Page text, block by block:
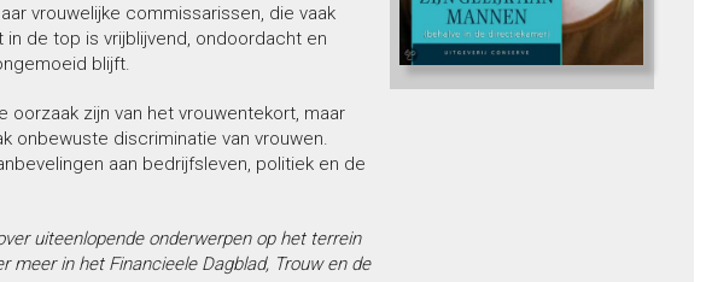
vrouwelijke commissarissen, die vaak
de top is vrijblijvend, ondoordacht en
blijft.
zijn van het vrouwentekort, maar
onbewuste discriminatie van vrouwen.
aan bedrijfsleven, politiek en de
uiteenlopende onderwerpen op het terrein
meer in het Financieele Dagblad, Trouw en de